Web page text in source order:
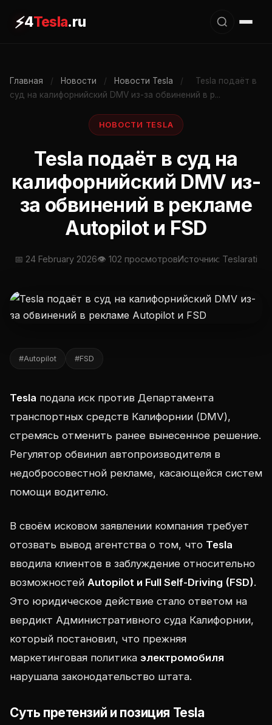
⚡4Tesla.ru
Главная / Новости / Новости Tesla /
Tesla подаёт в
суд на калифорнийский DMV из-за обвинений в р...
НОВОСТИ TESLA
Tesla подаёт в суд на
калифорнийский DMV из-
за обвинений в рекламе
Autopilot и FSD
📅 24 February 2026👁 102 просмотровИсточник: Teslarati
#Autopilot #FSD
Tesla подала иск против Департамента
транспортных средств Калифорнии (DMV),
стремясь отменить ранее вынесенное решение.
Регулятор обвинил автопроизводителя в
недобросовестной рекламе, касающейся систем
помощи водителю.
В своём исковом заявлении компания требует
отозвать вывод агентства о том, что Tesla
вводила клиентов в заблуждение относительно
возможностей Autopilot и Full Self-Driving (FSD).
Это юридическое действие стало ответом на
вердикт Административного суда Калифорнии,
который постановил, что прежняя
маркетинговая политика электромобиля
нарушала законодательство штата.
Суть претензий и позиция Tesla